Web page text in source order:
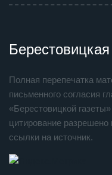
Полная перепечатка
письменного согласия
«Берестовицкой
цитирование разрешено
ссылки на источник.